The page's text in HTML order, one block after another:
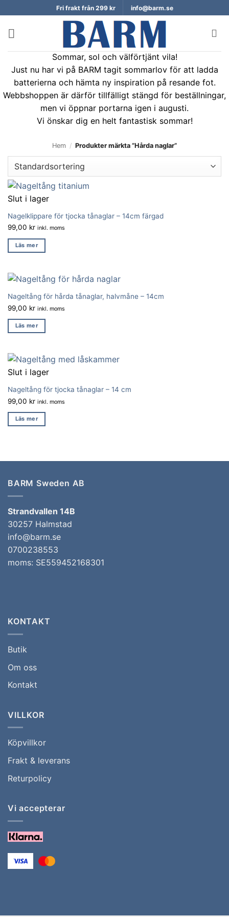
to
content
Fri frakt från 299 kr info@barm.se
Sommar, sol och välförtjänt vila!
Just nu har vi på BARM tagit sommarlov för att ladda
batterierna och hämta ny inspiration på resande fot.
Webbshoppen är därför tillfälligt stängd för beställningar,
men vi öppnar portarna igen i augusti.
Vi önskar dig en helt fantastisk sommar!
Hem / Produkter märkta ”Hårda naglar”
Slut i lager
Nagelklippare för tjocka tånaglar – 14cm färgad
99,00 kr inkl. moms
Läs mer
Nageltång för hårda tånaglar, halvmåne – 14cm
99,00 kr inkl. moms
Läs mer
Slut i lager
Nageltång för tjocka tånaglar – 14 cm
99,00 kr inkl. moms
Läs mer
BARM Sweden AB
Strandvallen 14B
30257 Halmstad
info@barm.se
0700238553
moms: SE559452168301
KONTAKT
Butik
Om oss
Kontakt
VILLKOR
Köpvillkor
Frakt & leverans
Returpolicy
Vi accepterar